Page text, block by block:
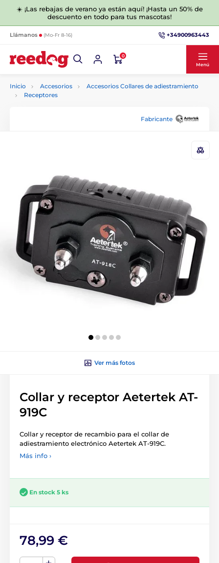
☀️ ¡Las rebajas de verano ya están aquí! ¡Hasta un 50% de
descuento en todo para tus mascotas!
Llámanos (Mo-Fr 8-16) +34900963443
0
Menú
Inicio Accesorios
Accesorios Collares de adiestramiento
Receptores
Fabricante
Ver más fotos
Collar y receptor Aetertek AT-
919C
Collar y receptor de recambio para el collar de
adiestramiento electrónico Aetertek AT-919C.
Más info ›
En stock 5 ks
78,99 €